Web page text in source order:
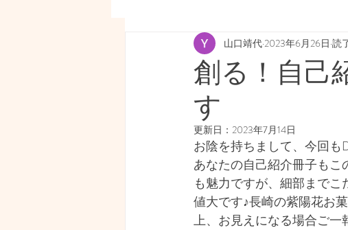
人間関係・・コミュニケーション
経済・マネーリテラシー
見えない世界 写真 お仕事
創る！自己
す
山口靖代 2023年6月26日 読
更新日： 2023年7月14日
お陰を持ちまして、今回も
あなたの自己紹介冊子も
も魅力ですが、細部まで
値大です♪長崎の紫陽花お
上、お見えになる場合ご一